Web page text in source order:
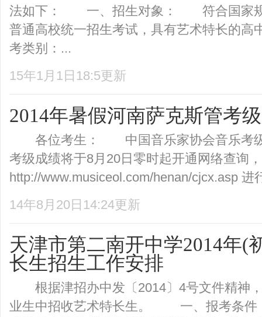
法如下： 一、招生对象： 符合国家规
普通高校统一招生考试，具有艺术特长的
考类别：...
15年1月1日18:5更新
2014年暑假河南萨克斯管考
各位考生： 中国音乐家协会音乐考级
考级成绩将于8月20日零时起开通网络查询
http://www.musiceol.com/henan/cjcx.asp 进
14年8月20日14:24更新
天津市第二南开中学2014年(
长生招生工作安排
根据津招办中发〔2014〕4号文件精神
业生中招收艺术特长生。 一、报考条